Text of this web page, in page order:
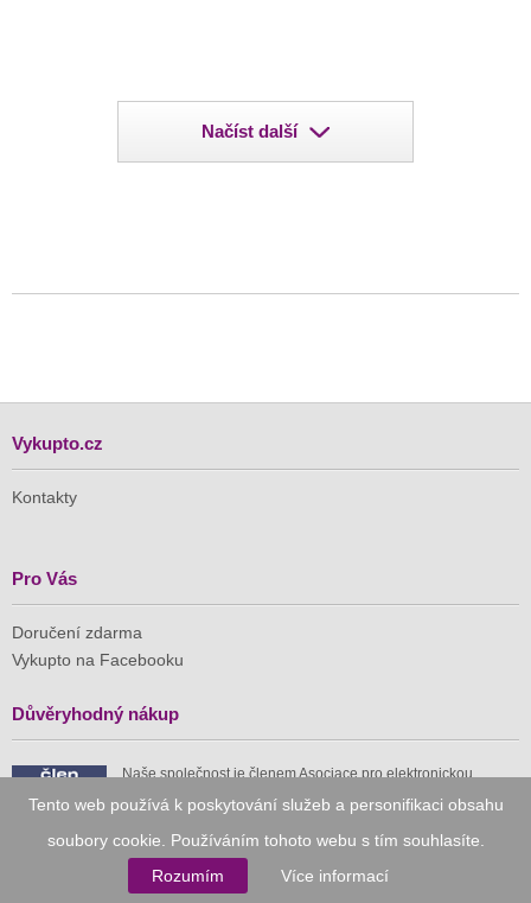
Tento web používá k poskytování služeb a personifikaci obsahu
soubory cookie. Používáním tohoto webu s tím souhlasíte.
Rozumím
Více informací
Načíst další
Vykupto.cz
Kontakty
Pro Vás
Doručení zdarma
Vykupto na Facebooku
Důvěryhodný nákup
Naše společnost je členem Asociace pro elektronickou